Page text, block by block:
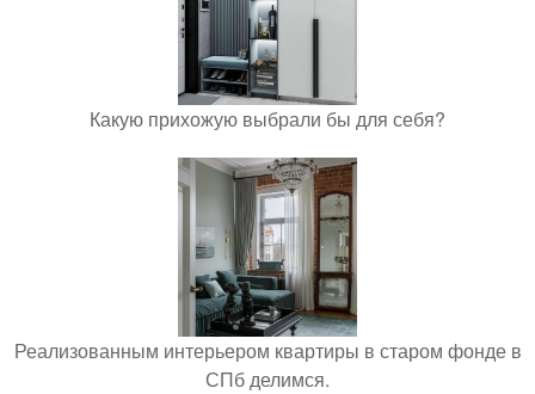
Какую прихожую выбрали бы для себя?
Реализованным интерьером квартиры в старом фонде в
СПб делимся.